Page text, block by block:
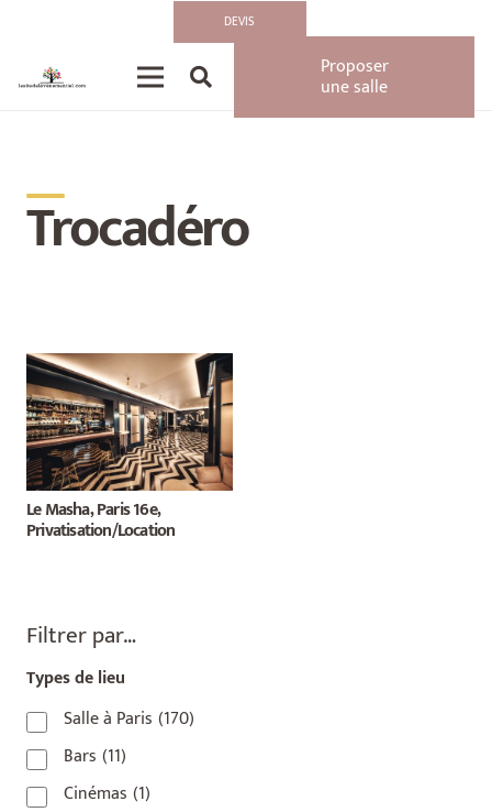
DEVIS
Proposer
une salle
__
Trocadéro
Le Masha, Paris 16e,
Privatisation/Location
Filtrer par…
Types de lieu
Salle à Paris (170)
Bars (11)
Cinémas (1)